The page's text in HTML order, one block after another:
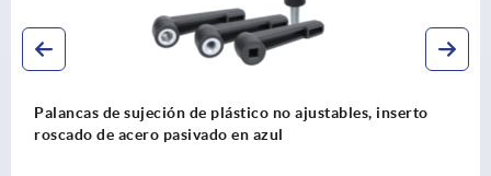
Palancas de sujeción 2K con rosca interior,
roscado de acero bruñido